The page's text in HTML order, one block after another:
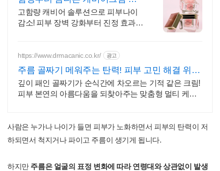
함량 캐비어 데일리 케어!
고함량 캐비어 솔루션으로 피부나이
감소! 피부 장벽 강화부터 진정 효과까
https://www.drmacanic.co.kr/ 광고
주름 골짜기 메워주는 탄력! 피부 고민 해결 위한
솔루션
깊이 패인 골짜기가 순식간에 차오르는 기적 같은 크림!
피부 본연의 아름다움을 되찾아주는 맞춤형 멀티 케어
사람은 누가나 나이가 들면 피부가 노화하면서 피부의 탄력이 저
하되면서 척지거나 파이고 주름이 생기게 됩니다.
하지만 주름은 얼굴의 표정 변화에 따라 연령대와 상관없이 발생